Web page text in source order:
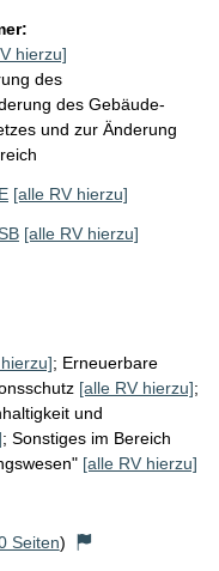
hierzu]
des
des Gebäude-
und zur Änderung
[alle RV hierzu]
[alle RV hierzu]
; Erneuerbare
[alle RV hierzu];
und
; Sonstiges im Bereich
[alle RV hierzu]
Seiten)